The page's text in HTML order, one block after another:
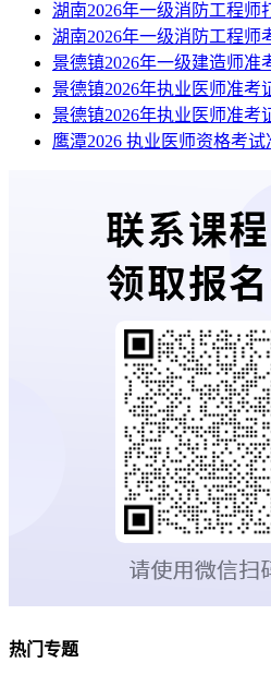
湖南2026年一级消防工程师
湖南2026年一级消防工程师
景德镇2026年一级建造师准
景德镇2026年执业医师准考
景德镇2026年执业医师准考
鹰潭2026 执业医师资格考
热门专题